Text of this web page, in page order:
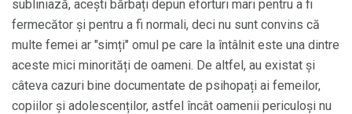
subliniază, acești bărbați depun eforturi mari pentru a fi
fermecător și pentru a fi normali, deci nu sunt convins că
multe femei ar "simți" omul pe care la întâlnit este una dintre
aceste mici minorități de oameni. De altfel, au existat și
câteva cazuri bine documentate de psihopați ai femeilor,
copiilor și adolescenților, astfel încât oamenii periculoși nu